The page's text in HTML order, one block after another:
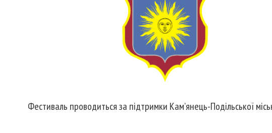
Фестиваль проводиться за підтримки Кам’янець-Подільської